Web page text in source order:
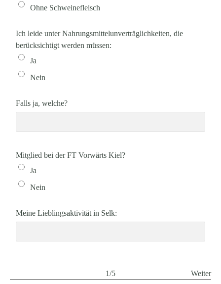
Ohne Schweinefleisch
Ich leide unter Nahrungsmittelunverträglichkeiten, die
berücksichtigt werden müssen:
Ja
Nein
Falls ja, welche?
Mitglied bei der FT Vorwärts Kiel?
Ja
Nein
Meine Lieblingsaktivität in Selk:
1/5 Weiter